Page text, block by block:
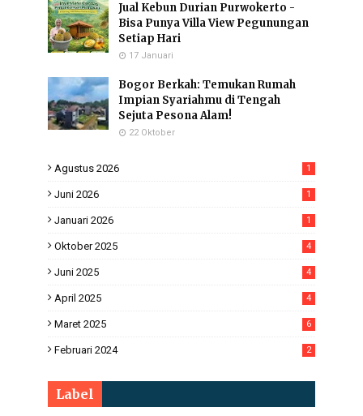
Jual Kebun Durian Purwokerto -
Bisa Punya Villa View Pegunungan
Setiap Hari
17 Januari
Bogor Berkah: Temukan Rumah
Impian Syariahmu di Tengah
Sejuta Pesona Alam!
22 Oktober
Agustus 2026 1
Juni 2026 1
Januari 2026 1
Oktober 2025 4
Juni 2025 4
April 2025 4
Maret 2025 6
Februari 2024 2
Label